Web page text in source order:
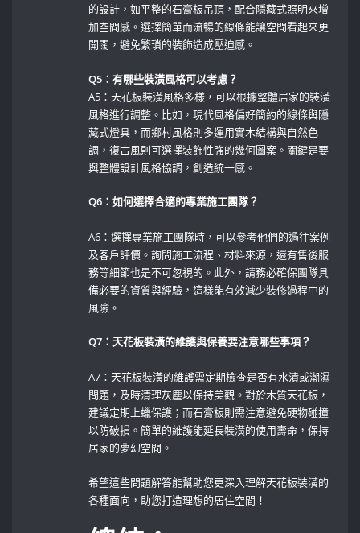
的設計，如平整的石膏板吊頂，配合隱藏式照明來增
加空間感。選擇簡單而流暢的線條能讓空間看起來更
開闊，避免繁瑣的裝飾造成壓迫感。
Q5：有哪些裝潢風格可以考慮？
A5：天花板裝潢風格多樣，可以根據整體居家的裝潢
風格進行調整。比如，現代風格偏好簡約的線條與隱
藏式燈具，而鄉村風格則多運用實木結構與自然色
調，復古風則可選擇裝飾性強的幾何圖案。關鍵是要
與整體設計風格協調，創造統一感。
Q6：如何選擇合適的專業施工團隊？
A6：選擇專業施工團隊時，可以參考他們的過往案例
及客戶評價。詢問施工流程、材料來源，還有售後服
務等細節也是不可忽視的。此外，請務必確保團隊具
備必要的資質與經驗，這樣能有效減少裝修過程中的
風險。
Q7：天花板裝潢的維護與保養要注意哪些事項？
A7：天花板裝潢的維護需定期檢查是否有水漬或潮濕
問題，及時清理灰塵以保持美觀。對於木質天花板，
建議定期上蠟保護；而石膏板則需注意避免硬物碰撞
以防破損。簡單的維護能延長裝潢的使用壽命，保持
居家的夢幻空間。
希望這些問題解答能幫助您更深入理解天花板裝潢的
各種面向，助您打造理想的居住空間！⁢